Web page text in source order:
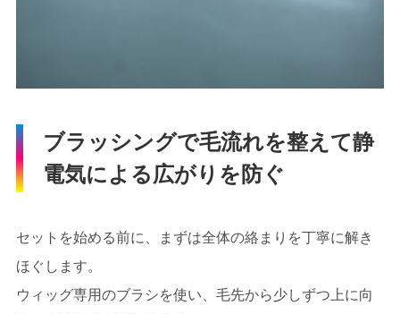
ブラッシングで毛流れを整えて静
電気による広がりを防ぐ
セットを始める前に、まずは全体の絡まりを丁寧に解き
ほぐします。
ウィッグ専用のブラシを使い、毛先から少しずつ上に向